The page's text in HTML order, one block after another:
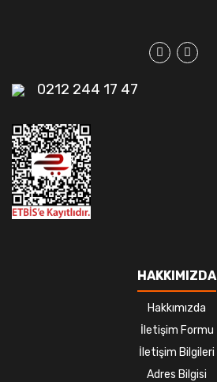
0212 244 17 47
HAKKIMIZDA
Hakkımızda
İletişim Formu
İletişim Bilgileri
Adres Bilgisi